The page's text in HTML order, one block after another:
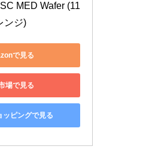
MED Wafer (11
ンジ)
で見る
場で見る
ッピングで見る